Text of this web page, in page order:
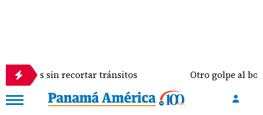
sin recortar tránsitos Otro golpe al